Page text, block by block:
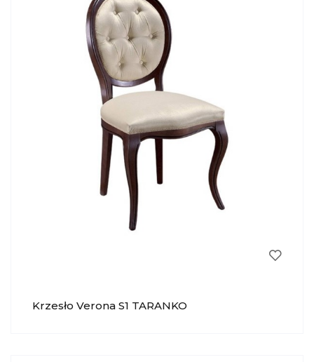
Krzesło Verona S1 TARANKO